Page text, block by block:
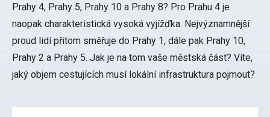
Prahy 4, Prahy 5, Prahy 10 a Prahy 8? Pro Prahu 4 je
naopak charakteristická vysoká vyjížďka. Nejvýznamnější
proud lidí přitom směřuje do Prahy 1, dále pak Prahy 10,
Prahy 2 a Prahy 5. Jak je na tom vaše městská část? Víte,
jaký objem cestujících musí lokální infrastruktura pojmout?